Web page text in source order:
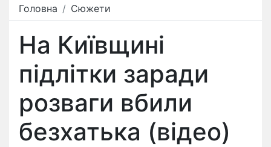
Головна Сюжети
На Київщині
підлітки заради
розваги вбили
безхатька (відео)